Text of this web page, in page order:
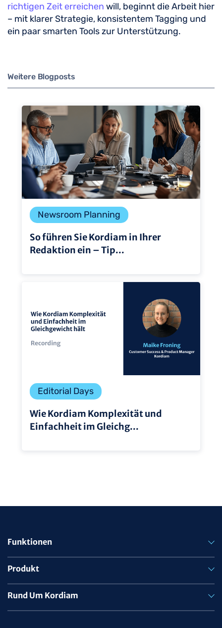
richtigen Zeit erreichen will, beginnt die Arbeit hier
– mit klarer Strategie, konsistentem Tagging und
ein paar smarten Tools zur Unterstützung.
Weitere Blogposts
Newsroom Planning
So führen Sie Kordiam in Ihrer
Redaktion ein – Tip...
Editorial Days
Wie Kordiam Komplexität und
Einfachheit im Gleichg...
Funktionen
Produkt
Rund Um Kordiam